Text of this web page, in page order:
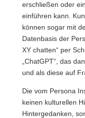
erschließen oder
einführen kann.
können sogar mit
Datenbasis der
XY chatten“ per
„ChatGPT“, das
und als diese auf
Die vom Persona
keinen kulturellen
Hintergedanken,